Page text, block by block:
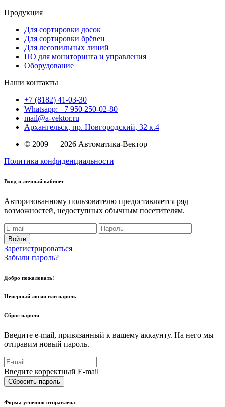
Продукция
Для сортировки досок
Для сортировки брёвен
Для лесопильных линий
ПО для мониторинга и управления
Оборудование
Наши контакты
+7 (8182) 41-03-30
Whatsapp: +7 950 250-02-80
mail@a-vektor.ru
Архангельск, пр. Новгородский, 32 к.4
© 2009 — 2026 Автоматика-Вектор
Политика конфиденциальности
Вход в личный кабинет
Авторизованному пользователю предоставляется ряд
возможностей, недоступных обычным посетителям.
Войти
Зарегистрироваться
Забыли пароль?
Добро пожаловать!
Неверный логин или пароль
Сброс пароля
Введите e-mail, привязанный к вашему аккаунту. На него мы
отправим новый пароль.
Введите корректный E-mail
Сбросить пароль
Форма успешно отправлена